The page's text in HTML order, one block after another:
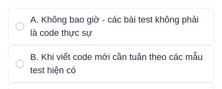
A. Không bao giờ - các bài test không phải
là code thực sự
B. Khi viết code mới cần tuân theo các mẫu
test hiện có